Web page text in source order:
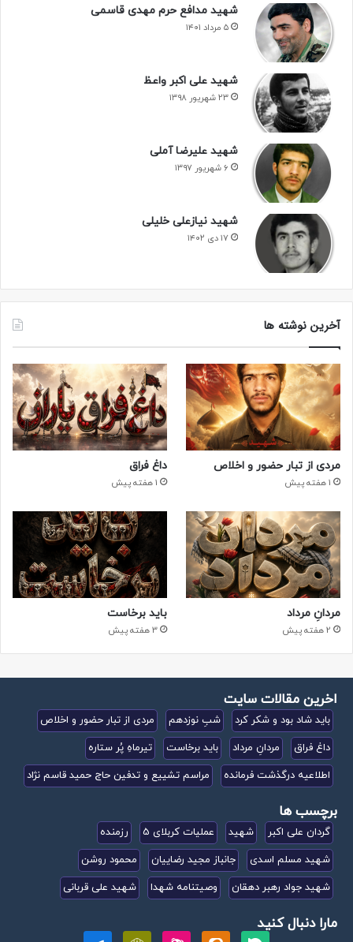
شهید مدافع حرم مهدی قاسمی
۵ مرداد ۱۴۰۱
شهید علی اکبر واعظ
۲۳ شهریور ۱۳۹۸
شهید علیرضا آملی
۶ شهریور ۱۳۹۷
شهید نیازعلی خلیلی
۱۷ دی ۱۴۰۲
آخرین نوشته ها
مردی از تبار حضور و اخلاص
1 هفته پیش
داغ فراق
1 هفته پیش
مردانِ مرداد
2 هفته پیش
باید برخاست
3 هفته پیش
اخرین مقالات سایت
باید شاد بود و شکر کرد شبِ نوزدهم
مردی از تبار حضور و اخلاص
داغ فراق
مردانِ مرداد باید برخاست
تیرماهِ پُر ستاره
اطلاعیه درگذشت فرمانده
مراسم تشییع و تدفین حاج حمید قاسم نژاد
برچسب ها
گردان علی اکبر شهید عملیات کربلای 5
رزمنده
شهید مسلم اسدی
جانباز مجید رضاییان
محمود روشن
شهید جواد رهبر دهقان
وصیتنامه شهدا شهید علی قربانی
مارا دنبال کنید